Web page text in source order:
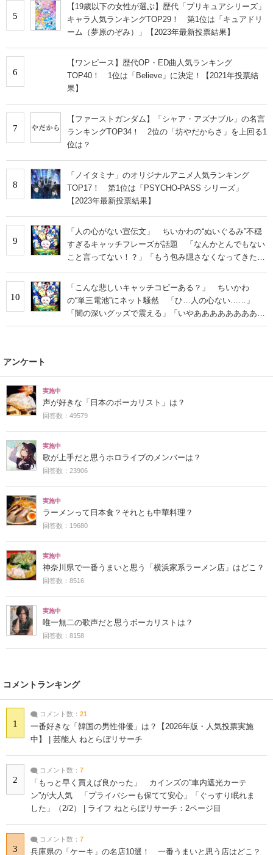
5
【19歳以下の女性が選ぶ】歴代「プリキュアシリーズ」
キャラ人気ランキングTOP29！ 第1位は「キュアドリ
ーム（夢原のぞみ）」【2023年最新投票結果】
6
【ワンピース】歴代OP・ED曲人気ランキング
TOP40！ 1位は「Believe」に決定！【2021年投票結
果】
7
【ファーストガンダム】「シャア・アズナブル」の名言
ランキングTOP34！ 2位の「坊やだからさ」を上回る1
位は？
8
「ノイタミナ」のオリジナルアニメ人気ランキング
TOP17！ 第1位は「PSYCHO-PASS シリーズ」
【2023年最新投票結果】
9
「人の心がない宣伝文」 ちいかわの“ぬいぐるみ”不穏
すぎるキャッチフレーズが話題 「なんかとんでもない
こと言ってない！？」「もう包み隠さなくなってきた
10
「こんな悲しいキャッチコピーある？」 ちいかわ
の“単三電池”にネット騒然 「ひ…人の心ない……」
「闇の深いグッズで震える」「いやあああああああああ
あ」
アンケート
実施中
声が好きな「日本のボーカリスト」は？
回答数：49579
実施中
歌が上手だと思うホロライブのメンバーは？
回答数：23906
実施中
ラーメンって日本食？それとも中華料理？
回答数：19680
実施中
神奈川県で一番うまいと思う「横浜家系ラーメン店」はどこ？
回答数：8516
実施中
唯一無二の歌声だと思うボーカリストは？
回答数：8158
コメントランキング
1
コメント数： 21
一番好きな「韓国の男性俳優」は？【2026年版・人気投票実施
中】 | 芸能人 ねとらぼリサーチ
2
コメント数： 7
「もっと早く買えば良かった」 カインズの“車内遮光カーテ
ン”が大人気 「プライバシーも保てて安心」「ぐっすり眠れま
した」（2/2） | ライフ ねとらぼリサーチ：2ページ目
3
コメント数： 7
兵庫県の「ケーキ」の名店10選！ 一番うまいと思う店はどこ？